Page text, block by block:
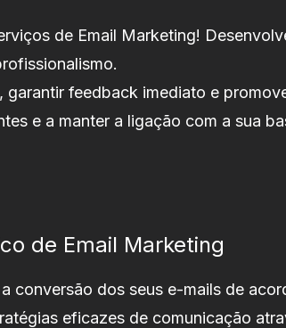
de Email Marketing!
feedback imediato e
e a manter a ligação com a sua
de Email Marketing
conversão dos seus e-mails de
eficazes de comunicação